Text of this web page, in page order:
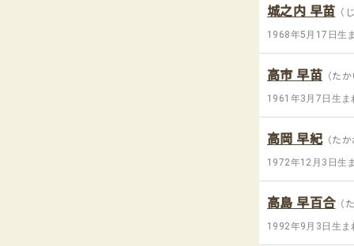
城之内 早苗 （
1968年5月17日生
高市 早苗 （た
1961年3月7日生ま
高岡 早紀（た
1972年12月3日生
高島 早百合（
1992年9月3日生ま